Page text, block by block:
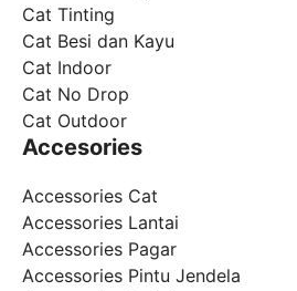
Cat Tinting
Cat Besi dan Kayu
Cat Indoor
Cat No Drop
Cat Outdoor
Accesories
Accessories Cat
Accessories Lantai
Accessories Pagar
Accessories Pintu Jendela